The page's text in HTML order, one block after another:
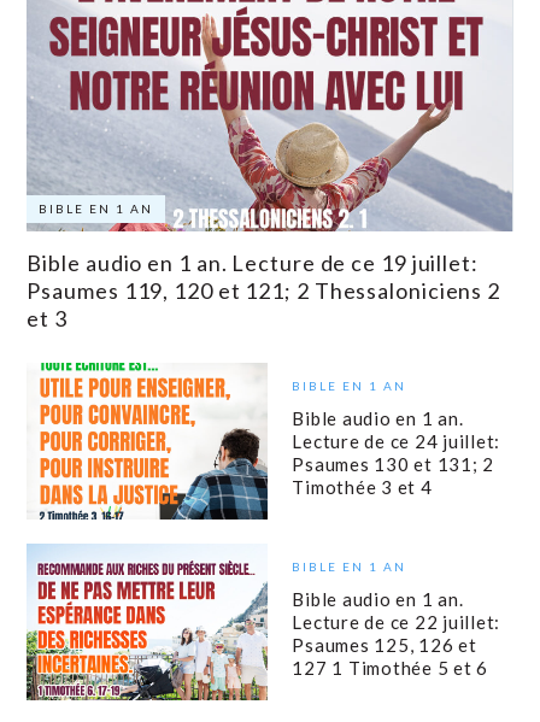
BIBLE EN 1 AN
Bible audio en 1 an. Lecture de ce 19 juillet:
Psaumes 119, 120 et 121; 2 Thessaloniciens 2
et 3
BIBLE EN 1 AN
Bible audio en 1 an.
Lecture de ce 24 juillet:
Psaumes 130 et 131; 2
Timothée 3 et 4
BIBLE EN 1 AN
Bible audio en 1 an.
Lecture de ce 22 juillet:
Psaumes 125, 126 et
127 1 Timothée 5 et 6